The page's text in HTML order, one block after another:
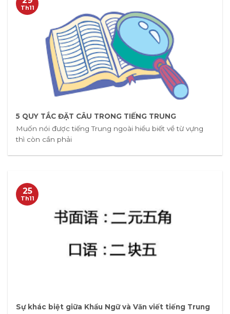
5 QUY TẮC ĐẶT CÂU TRONG TIẾNG TRUNG
Muốn nói được tiếng Trung ngoài hiểu biết về từ vựng
thì còn cần phải
Th11
Sự khác biệt giữa Khẩu Ngữ và Văn viết tiếng Trung
25
Th11